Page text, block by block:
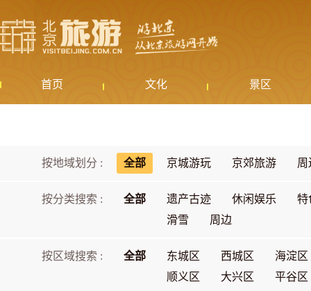
首页 文化 景区
按地域划分 : 全部 京城游玩 京郊旅游 周
按分类搜索 : 全部 遗产古迹 休闲娱乐
特
滑雪
周边
按区域搜索 : 全部 东城区 西城区
海淀区
顺义区
大兴区 平谷区